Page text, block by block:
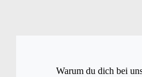
Warum du dich bei